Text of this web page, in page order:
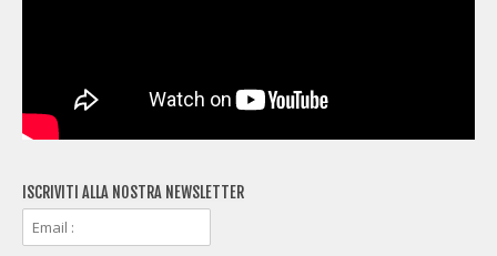
ISCRIVITI ALLA NOSTRA NEWSLETTER